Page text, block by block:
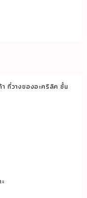
ที่วางของอะคริลิค ชั้น